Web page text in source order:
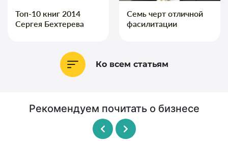
Топ-10 книг 2014
Сергея Бехтерева
Семь черт отличной
фасилитации
Ко всем статьям
Рекомендуем почитать о бизнесе